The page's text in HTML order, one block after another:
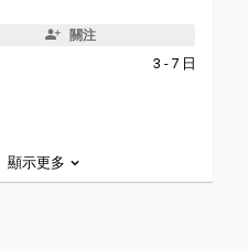
關注
3 - 7 日
顯示更多